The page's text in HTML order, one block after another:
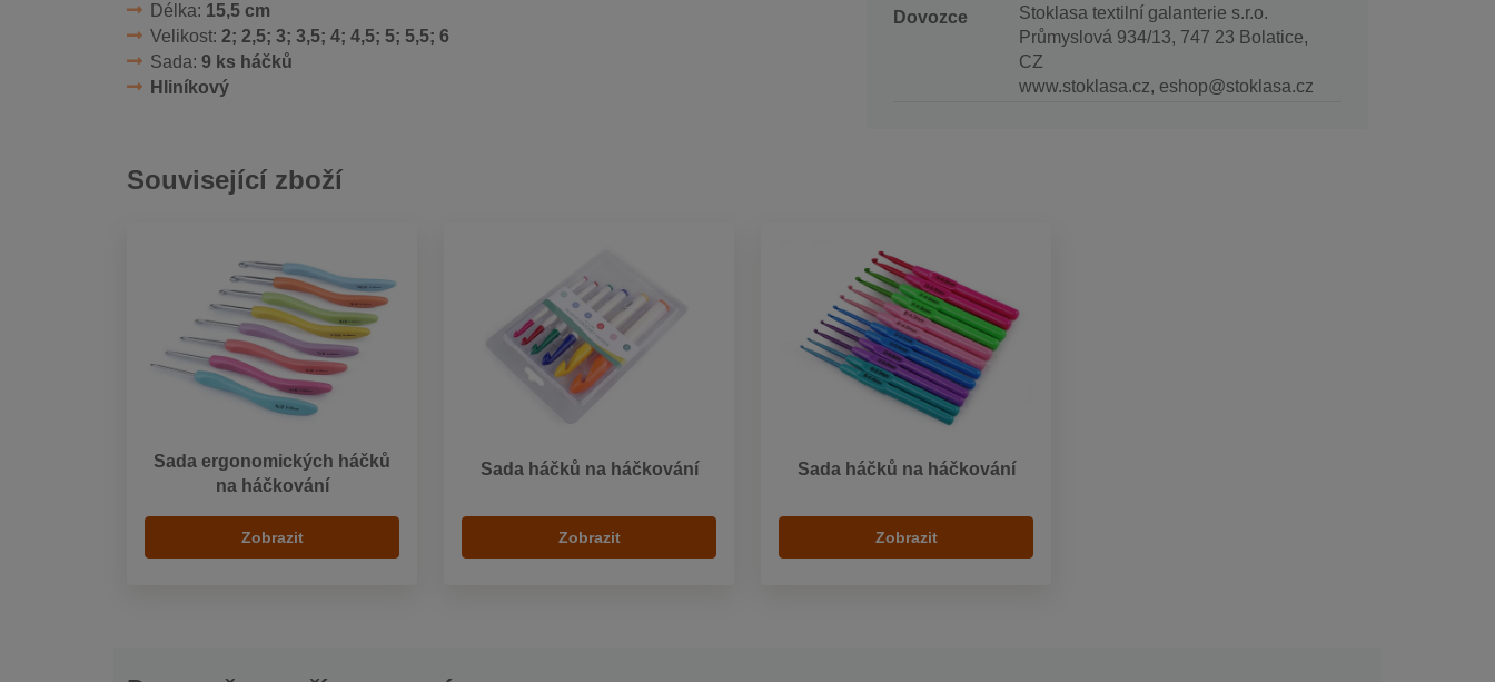
Délka: 15,5 cm
Velikost: 2; 2,5; 3; 3,5; 4; 4,5; 5; 5,5; 6
Sada: 9 ks háčků
Hliníkový
Dovozce
Stoklasa textilní galanterie s.r.o.
Průmyslová 934/13, 747 23 Bolatice,
CZ
www.stoklasa.cz, eshop@stoklasa.cz
Související zboží
Sada ergonomických háčků
na háčkování
Zobrazit
Sada háčků na háčkování
Zobrazit
Sada háčků na háčkování
Zobrazit